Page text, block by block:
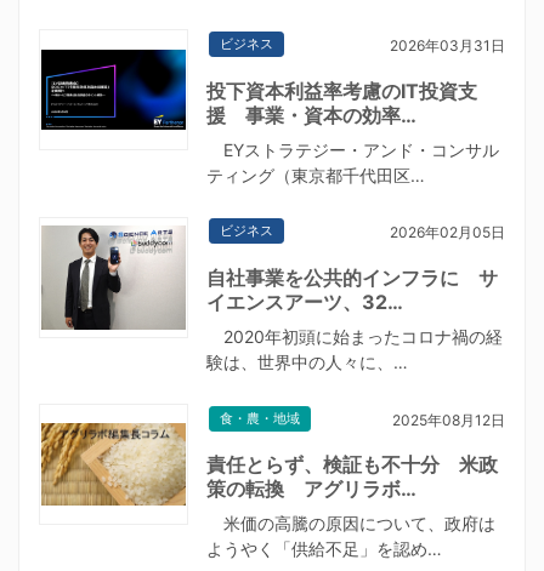
ビジネス 2026年03月31日
投下資本利益率考慮のIT投資支
援 事業・資本の効率…
EYストラテジー・アンド・コンサル
ティング（東京都千代田区…
ビジネス 2026年02月05日
自社事業を公共的インフラに サ
イエンスアーツ、32…
2020年初頭に始まったコロナ禍の経
験は、世界中の人々に、…
食・農・地域 2025年08月12日
責任とらず、検証も不十分 米政
策の転換 アグリラボ…
米価の高騰の原因について、政府は
ようやく「供給不足」を認め…